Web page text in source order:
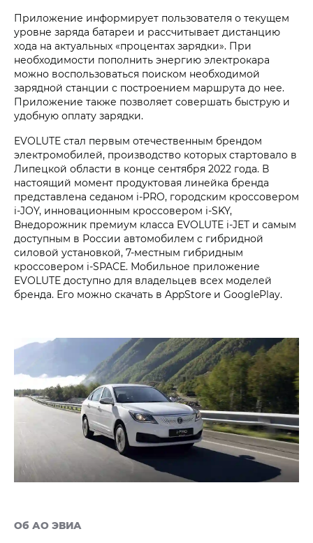
Приложение информирует пользователя о текущем
уровне заряда батареи и рассчитывает дистанцию
хода на актуальных «процентах зарядки». При
необходимости пополнить энергию электрокара
можно воспользоваться поиском необходимой
зарядной станции с построением маршрута до нее.
Приложение также позволяет совершать быструю и
удобную оплату зарядки.
EVOLUTE стал первым отечественным брендом
электромобилей, производство которых стартовало в
Липецкой области в конце сентября 2022 года. В
настоящий момент продуктовая линейка бренда
представлена седаном i‑PRO, городским кроссовером
i‑JOY, инновационным кроссовером i‑SKY,
Внедорожник премиум класса EVOLUTE i‑JET и самым
доступным в России автомобилем с гибридной
силовой установкой, 7-местным гибридным
кроссовером i‑SPACE. Мобильное приложение
EVOLUTE доступно для владельцев всех моделей
бренда. Его можно скачать в AppStore и GooglePlay.
Об АО ЭВИА